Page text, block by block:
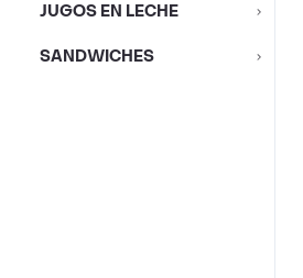
JUGOS EN LECHE
SANDWICHES